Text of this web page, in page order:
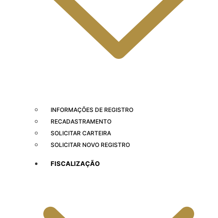
INFORMAÇÕES DE REGISTRO
RECADASTRAMENTO
SOLICITAR CARTEIRA
SOLICITAR NOVO REGISTRO
FISCALIZAÇÃO